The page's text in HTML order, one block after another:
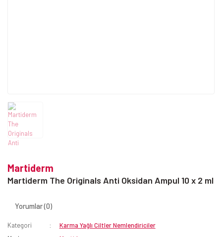
Martiderm
Martiderm The Originals Anti Oksidan Ampul 10 x 2 ml
Yorumlar (0)
Kategori
Karma Yağlı Ciltler Nemlendiriciler